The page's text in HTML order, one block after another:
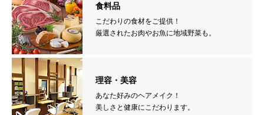
食料品
こだわりの食材をご提供！
厳選されたお肉やお魚に地域野菜も。
理容・美容
あなた好みのヘアメイク！
美しさと健康にこだわります。